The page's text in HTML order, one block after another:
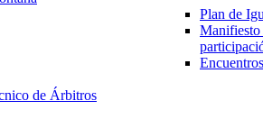
Plan de
de Árbitros